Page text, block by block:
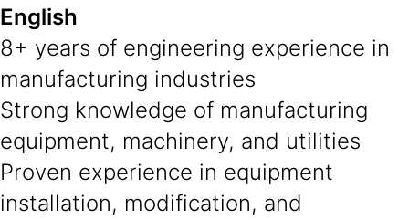
English
8+ years of engineering experience in
manufacturing industries
Strong knowledge of manufacturing
equipment, machinery, and utilities
Proven experience in equipment
installation, modification, and